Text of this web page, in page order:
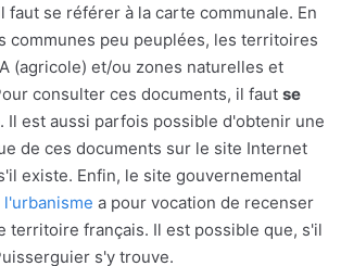
faut se référer à la carte communale. En
communes peu peuplées, les territoires
(agricole) et/ou zones naturelles et
consulter ces documents, il faut se
. Il est aussi parfois possible d'obtenir une
de ces documents sur le site Internet
existe. Enfin, le site gouvernemental
a pour vocation de recenser
territoire français. Il est possible que, s'il
s'y trouve.